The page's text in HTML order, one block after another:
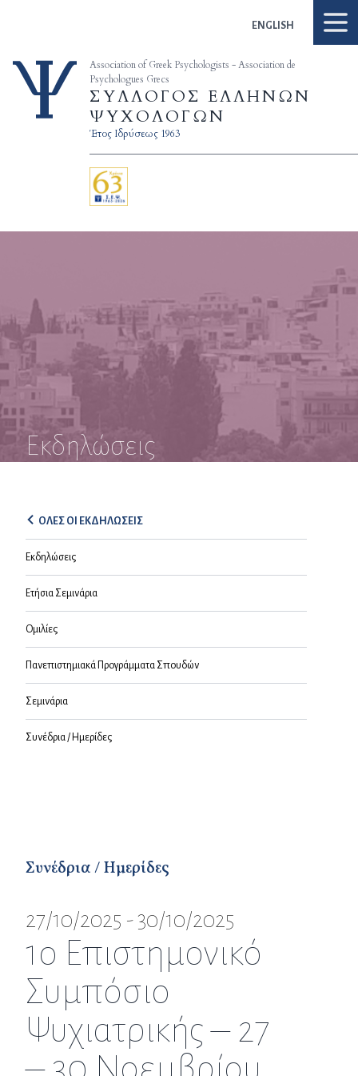
ENGLISH
Association of Greek Psychologists - Association de
Psychologues Grecs
ΣΥΛΛΟΓΟΣ ΕΛΛΗΝΩΝ
ΨΥΧΟΛΟΓΩΝ
Έτος Ιδρύσεως 1963
Εκδηλώσεις
ΟΛΕΣ ΟΙ ΕΚΔΗΛΩΣΕΙΣ
Εκδηλώσεις
Ετήσια Σεμινάρια
Ομιλίες
Πανεπιστημιακά Προγράμματα Σπουδών
Σεμινάρια
Συνέδρια / Ημερίδες
Συνέδρια / Ημερίδες
27/10/2025 - 30/10/2025
1ο Επιστημονικό
Συμπόσιο
Ψυχιατρικής – 27